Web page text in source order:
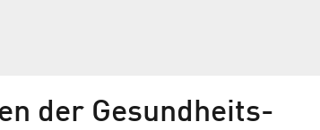
der Gesund­heits­